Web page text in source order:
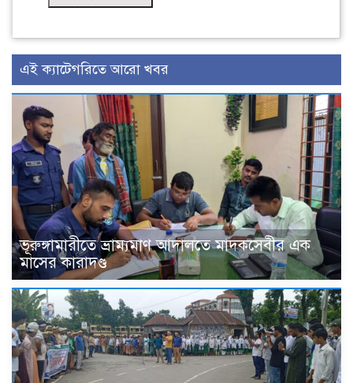
এই ক্যাটেগরিতে আরো খবর
ভূরুঙ্গামারীতে ভ্রাম্যমাণ আদালতে মাদকসেবীর এক
মাসের কারাদণ্ড